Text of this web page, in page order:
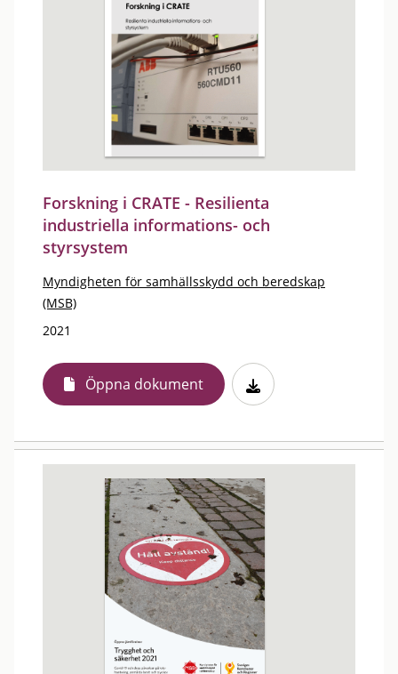
Forskning i CRATE - Resilienta
industriella informations- och
styrsystem
Myndigheten för samhällsskydd och beredskap
(MSB)
2021
Öppna dokument